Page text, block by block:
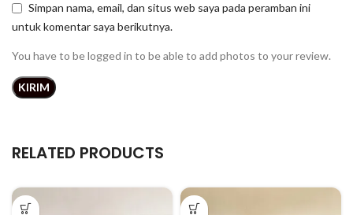
Simpan nama, email, dan situs web saya pada peramban ini
untuk komentar saya berikutnya.
You have to be logged in to be able to add photos to your review.
RELATED PRODUCTS